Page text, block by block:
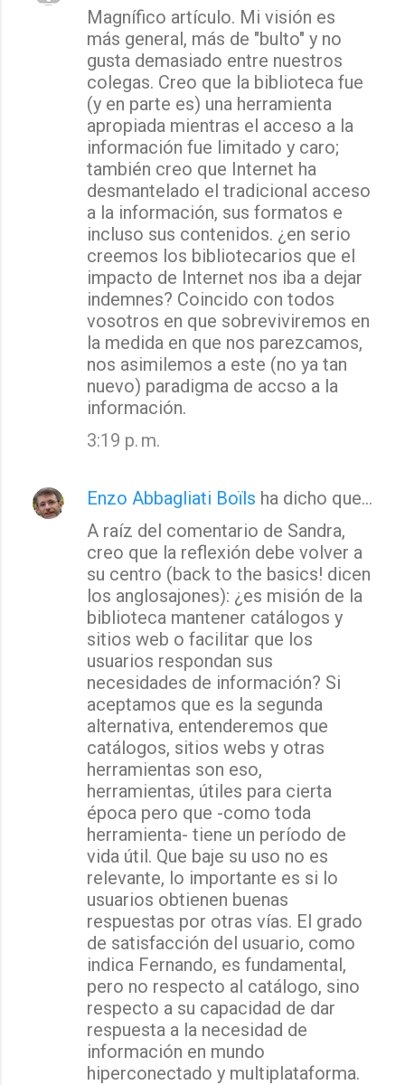
Magnífico artículo. Mi visión es
más general, más de "bulto" y no
gusta demasiado entre nuestros
colegas. Creo que la biblioteca fue
(y en parte es) una herramienta
apropiada mientras el acceso a la
información fue limitado y caro;
también creo que Internet ha
desmantelado el tradicional acceso
a la información, sus formatos e
incluso sus contenidos. ¿en serio
creemos los bibliotecarios que el
impacto de Internet nos iba a dejar
indemnes? Coincido con todos
vosotros en que sobreviviremos en
la medida en que nos parezcamos,
nos asimilemos a este (no ya tan
nuevo) paradigma de accso a la
información.
3:19 p. m.
Enzo Abbagliati Boïls ha dicho que…
A raíz del comentario de Sandra,
creo que la reflexión debe volver a
su centro (back to the basics! dicen
los anglosajones): ¿es misión de la
biblioteca mantener catálogos y
sitios web o facilitar que los
usuarios respondan sus
necesidades de información? Si
aceptamos que es la segunda
alternativa, entenderemos que
catálogos, sitios webs y otras
herramientas son eso,
herramientas, útiles para cierta
época pero que -como toda
herramienta- tiene un período de
vida útil. Que baje su uso no es
relevante, lo importante es si lo
usuarios obtienen buenas
respuestas por otras vías. El grado
de satisfacción del usuario, como
indica Fernando, es fundamental,
pero no respecto al catálogo, sino
respecto a su capacidad de dar
respuesta a la necesidad de
información en mundo
hiperconectado y multiplataforma.